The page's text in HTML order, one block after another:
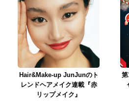
Hair&Make-up JunJunのト
レンドヘアメイク連載『赤
リップメイク』